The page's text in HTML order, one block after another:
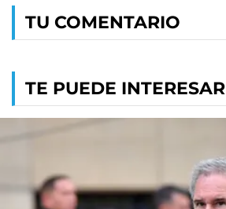
TU COMENTARIO
TE PUEDE INTERESAR